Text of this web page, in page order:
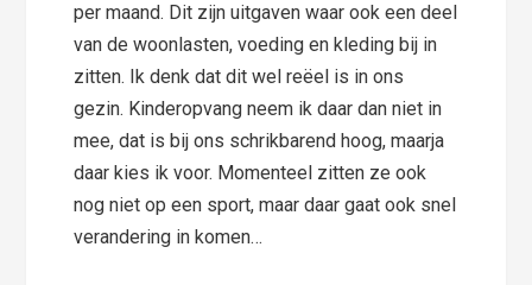
per maand. Dit zijn uitgaven waar ook een deel
van de woonlasten, voeding en kleding bij in
zitten. Ik denk dat dit wel reëel is in ons
gezin. Kinderopvang neem ik daar dan niet in
mee, dat is bij ons schrikbarend hoog, maarja
daar kies ik voor. Momenteel zitten ze ook
nog niet op een sport, maar daar gaat ook snel
verandering in komen…